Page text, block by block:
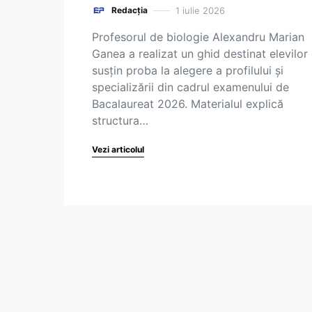
Redacția 1 iulie 2026
Profesorul de biologie Alexandru Marian
Ganea a realizat un ghid destinat elevilor
susțin proba la alegere a profilului și
specializării din cadrul examenului de
Bacalaureat 2026. Materialul explică
structura…
Vezi articolul